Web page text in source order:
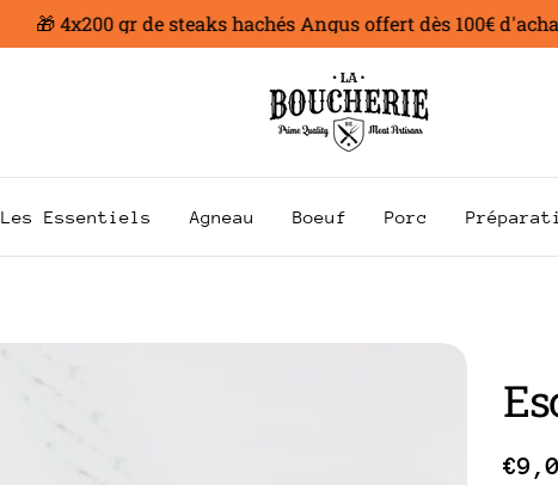
🎁 4x200 gr de steaks hachés Angus offert dès 100€ d'achat 🎁
Les Essentiels Agneau Boeuf Porc